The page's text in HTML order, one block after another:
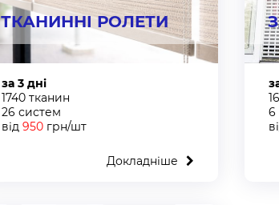
ТКАНИННІ РОЛЕТИ
за 3 дні
1740 тканин
26 систем
від 950 грн/шт
Докладніше
6